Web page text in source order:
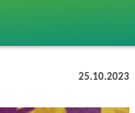
25.10.2023